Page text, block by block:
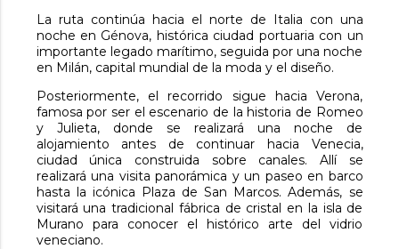
La ruta continúa hacia el norte de Italia con una
noche en Génova, histórica ciudad portuaria con un
importante legado marítimo, seguida por una noche
en Milán, capital mundial de la moda y el diseño.
Posteriormente, el recorrido sigue hacia Verona,
famosa por ser el escenario de la historia de Romeo
y Julieta, donde se realizará una noche de
alojamiento antes de continuar hacia Venecia,
ciudad única construida sobre canales. Allí se
realizará una visita panorámica y un paseo en barco
hasta la icónica Plaza de San Marcos. Además, se
visitará una tradicional fábrica de cristal en la isla de
Murano para conocer el histórico arte del vidrio
veneciano.